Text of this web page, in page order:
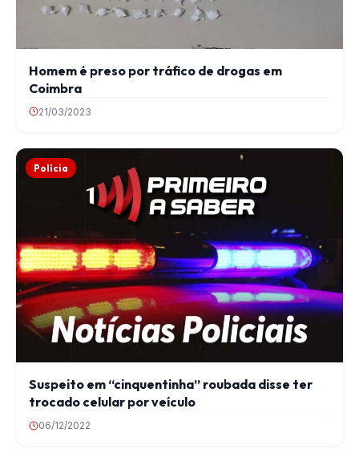
Homem é preso por tráfico de drogas em
Coimbra
21/03/2023
Polícia
Suspeito em “cinquentinha” roubada disse ter
trocado celular por veículo
06/12/2022